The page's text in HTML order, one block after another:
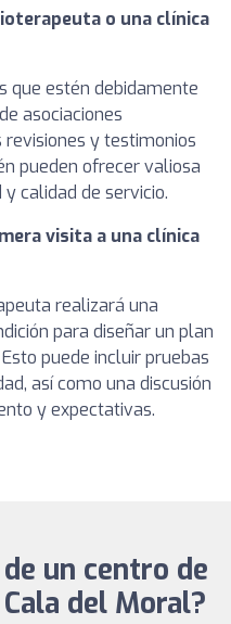
o una clínica
que estén debidamente
asociaciones
revisiones y testimonios
pueden ofrecer valiosa
calidad de servicio.
visita a una clínica
realizará una
para diseñar un plan
puede incluir pruebas
así como una discusión
y expectativas.
un centro de
del Moral?